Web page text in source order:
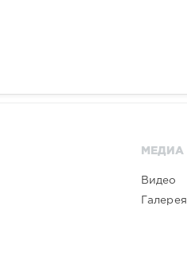
МЕДИА
Видео
Галерея